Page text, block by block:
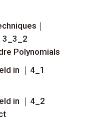
｜
3_3_2
Polynomials
in ｜4_1
in ｜4_2